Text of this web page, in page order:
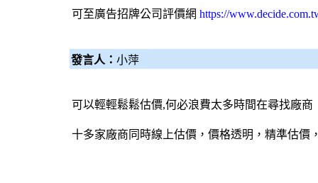
可至廣告招牌公司評價網 https://
發言人： 小萍
可以輕輕鬆鬆估價,何必浪費太多時間在尋找廠商
十多家廠商同時線上估價，價格透明，精準估價